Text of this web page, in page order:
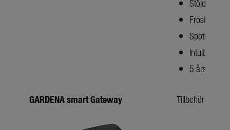
Stöldskydd
Frostsensor
SpotCutting
Intuitiv
5 års
GARDENA smart Gateway Tillbehör till